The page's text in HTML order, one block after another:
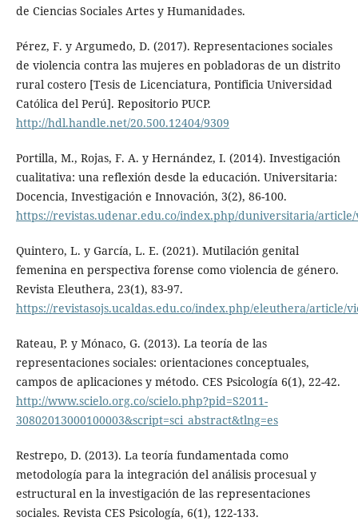
de Ciencias Sociales Artes y Humanidades.
Pérez, F. y Argumedo, D. (2017). Representaciones sociales
de violencia contra las mujeres en pobladoras de un distrito
rural costero [Tesis de Licenciatura, Pontificia Universidad
Católica del Perú]. Repositorio PUCP.
http://hdl.handle.net/20.500.12404/9309
Portilla, M., Rojas, F. A. y Hernández, I. (2014). Investigación
cualitativa: una reflexión desde la educación. Universitaria:
Docencia, Investigación e Innovación, 3(2), 86-100.
https://revistas.udenar.edu.co/index.php/duniversitaria/article/
Quintero, L. y García, L. E. (2021). Mutilación genital
femenina en perspectiva forense como violencia de género.
Revista Eleuthera, 23(1), 83-97.
https://revistasojs.ucaldas.edu.co/index.php/eleuthera/article/
Rateau, P. y Mónaco, G. (2013). La teoría de las
representaciones sociales: orientaciones conceptuales,
campos de aplicaciones y método. CES Psicología 6(1), 22-42.
http://www.scielo.org.co/scielo.php?pid=S2011-
30802013000100003&script=sci_abstract&tlng=es
Restrepo, D. (2013). La teoría fundamentada como
metodología para la integración del análisis procesual y
estructural en la investigación de las representaciones
sociales. Revista CES Psicología, 6(1), 122-133.